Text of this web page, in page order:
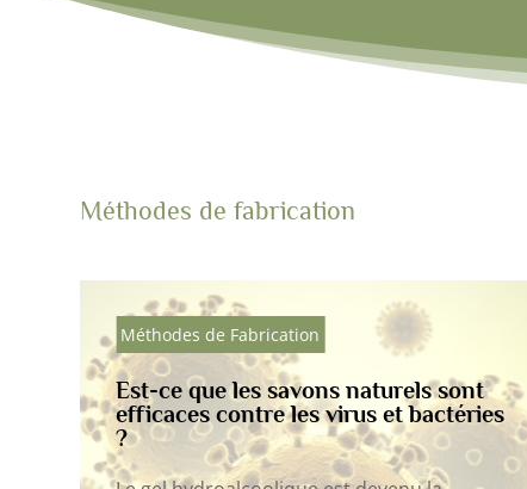
Méthodes de fabrication
naturels sont
virus et bactéries
Méthodes de Fabrication
Savon solide : le
écologique et